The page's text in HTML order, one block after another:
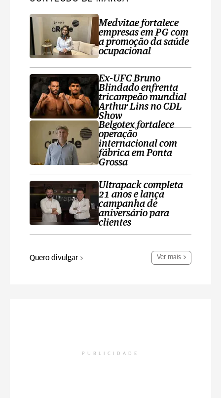
Medvitae fortalece
empresas em PG com
a promoção da saúde
ocupacional
Ex-UFC Bruno
Blindado enfrenta
tricampeão mundial
Arthur Lins no CDL
Show
Belgotex fortalece
operação
internacional com
fábrica em Ponta
Grossa
Ultrapack completa
21 anos e lança
campanha de
aniversário para
clientes
Quero divulgar Ver mais
PUBLICIDADE